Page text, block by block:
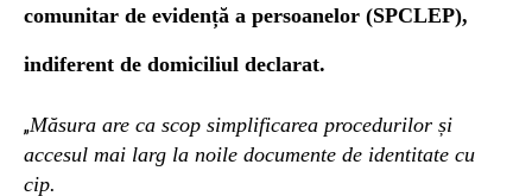
comunitar de evidență a persoanelor (SPCLEP),
indiferent de domiciliul declarat.
„Măsura are ca scop simplificarea procedurilor și
accesul mai larg la noile documente de identitate cu
cip.